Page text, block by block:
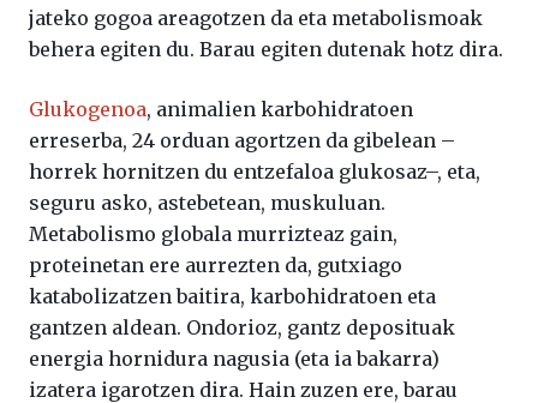
jateko gogoa areagotzen da eta metabolismoak
behera egiten du. Barau egiten dutenak hotz dira.
Glukogenoa, animalien karbohidratoen
erreserba, 24 orduan agortzen da gibelean –
horrek hornitzen du entzefaloa glukosaz–, eta,
seguru asko, astebetean, muskuluan.
Metabolismo globala murrizteaz gain,
proteinetan ere aurrezten da, gutxiago
katabolizatzen baitira, karbohidratoen eta
gantzen aldean. Ondorioz, gantz deposituak
energia hornidura nagusia (eta ia bakarra)
izatera igarotzen dira. Hain zuzen ere, barau